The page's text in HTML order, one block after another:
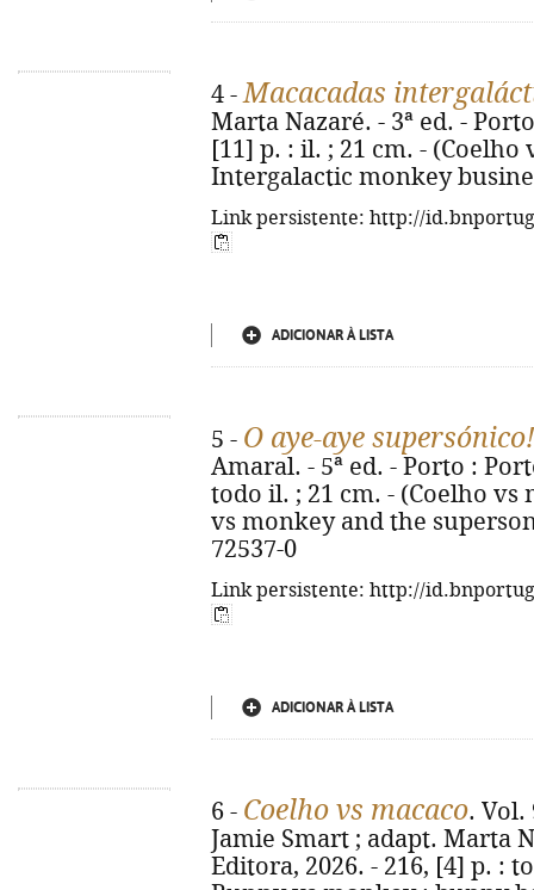
4 -Macacadas
Marta Nazaré. - 3ª ed. -
[11] p. : il. ; 21 cm. -
Intergalactic monkey
Link persistente: http://
ADICIONAR À LISTA
5 - O aye-aye supersónico!
Amaral. - 5ª ed. - Porto :
todo il. ; 21 cm. - (Coelho vs
vs monkey and the
72537-0
Link persistente: http://
ADICIONAR À LISTA
6 - Coelho vs macaco. Vol.
Jamie Smart ; adapt. Marta
Editora, 2026. - 216, [4] p. :